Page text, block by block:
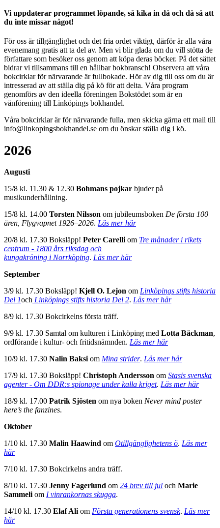
Vi uppdaterar programmet löpande, så kika in då och då så att
du inte missar något!
För oss är tillgänglighet och det fria ordet viktigt, därför är alla våra
evenemang gratis att ta del av. Men vi blir glada om du vill stötta de
författare som besöker oss genom att köpa deras böcker. På det sättet
bidrar vi tillsammans till en hållbar bokbransch! Observera att våra
bokcirklar för närvarande är fullbokade. Hör av dig till oss om du är
intresserad av att ställa dig på kö för att delta. Våra program
genomförs av den ideella föreningen Bokstödet som är en
vänförening till Linköpings bokhandel.
Våra bokcirklar är för närvarande fulla, men skicka gärna ett mail till
info@linkopingsbokhandel.se om du önskar ställa dig i kö.
2026
Augusti
15/8 kl. 11.30 & 12.30 Bohmans pojkar bjuder på
musikunderhållning.
15/8 kl. 14.00 Torsten Nilsson om jubileumsboken De första 100
åren, Flygvapnet 1926–2026. Läs mer här
20/8 kl. 17.30 Boksläpp! Peter Carelli om Tre månader i rikets
centrum - 1800 års riksdag och
kungakröning i Norrköping. Läs mer här
September
3/9 kl. 17.30 Boksläpp! Kjell O. Lejon om Linköpings stifts historia
Del 1och Linköpings stifts historia Del 2. Läs mer här
8/9 kl. 17.30 Bokcirkelns första träff.
9/9 kl. 17.30 Samtal om kulturen i Linköping med Lotta Bäckman,
ordförande i kultur- och fritidsnämnden. Läs mer här
10/9 kl. 17.30 Nalin Baksi om Mina strider. Läs mer här
17/9 kl. 17.30 Boksläpp! Christoph Andersson om Stasis svenska
agenter - Om DDR:s spionage under kalla kriget. Läs mer här
18/9 kl. 17.00 Patrik Sjösten om nya boken Never mind poster
here’s the fanzines.
Oktober
1/10 kl. 17.30 Malin Haawind om Otillgänglighetens ö. Läs mer
här
7/10 kl. 17.30 Bokcirkelns andra träff.
8/10 kl. 17.30 Jenny Fagerlund om 24 brev till jul och Marie
Sammeli om I vinrankornas skugga.
14/10 kl. 17.30 Elaf Ali om Första generationens svensk. Läs mer
här